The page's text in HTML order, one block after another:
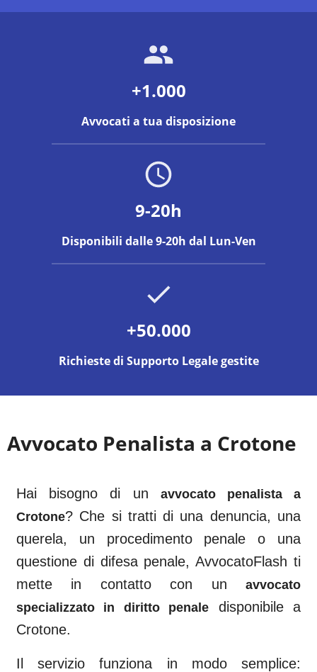
+1.000
Avvocati a tua disposizione
9-20h
Disponibili dalle 9-20h dal Lun-Ven
+50.000
Richieste di Supporto Legale gestite
Avvocato Penalista a Crotone
Hai bisogno di un
avvocato penalista a
Crotone? Che si tratti di una denuncia, una
querela, un procedimento penale o una
questione di difesa penale, AvvocatoFlash ti
mette in contatto con un
avvocato
specializzato in diritto penale
disponibile a
Crotone.
Il servizio funziona in modo semplice: